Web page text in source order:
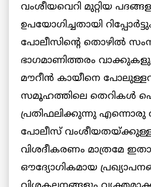
വംശീയവെറി മുറ്റിയ
ഉപയോഗിച്ചതായി
പോലീസിന്റെ തൊഴില്‍
ഭാഗമാണിത്തരം
മൗറീന്‍ കായീനെ
സമൂഹത്തിലെ തെറികള്‍
പ്രതിഫലിക്കുന്നു എന്നൊരു
പോലീസ് വംശീയതയ്ക്കുള്ള
വിശദീകരണം മാത്രമേ
ഔദ്യോഗികമായ